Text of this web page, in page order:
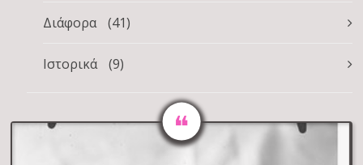
Διάφορα (41)
Ιστορικά (9)